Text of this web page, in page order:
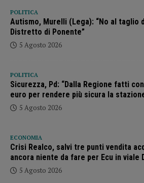
POLITICA
Autismo, Murelli (Lega): “No al taglio
Distretto di Ponente”
5 Agosto 2026
POLITICA
Sicurezza, Pd: “Dalla Regione fatti
euro per rendere più sicura la
5 Agosto 2026
ECONOMIA
Crisi Realco, salvi tre punti vendita
ancora niente da fare per Ecu in viale
5 Agosto 2026